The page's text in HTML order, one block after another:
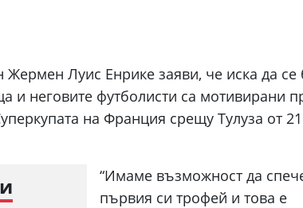
Луис Енрике заяви, че иска да се
и неговите футболисти са мотивирани
на Франция срещу Тулуза от
“Имаме възможност да
първия си трофей и това е